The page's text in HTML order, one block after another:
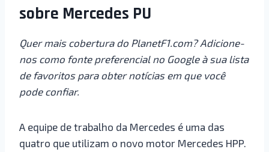
sobre Mercedes PU
Quer mais cobertura do PlanetF1.com? Adicione-
nos como fonte preferencial no Google à sua lista
de favoritos para obter notícias em que você
pode confiar.
A equipe de trabalho da Mercedes é uma das
quatro que utilizam o novo motor Mercedes HPP.